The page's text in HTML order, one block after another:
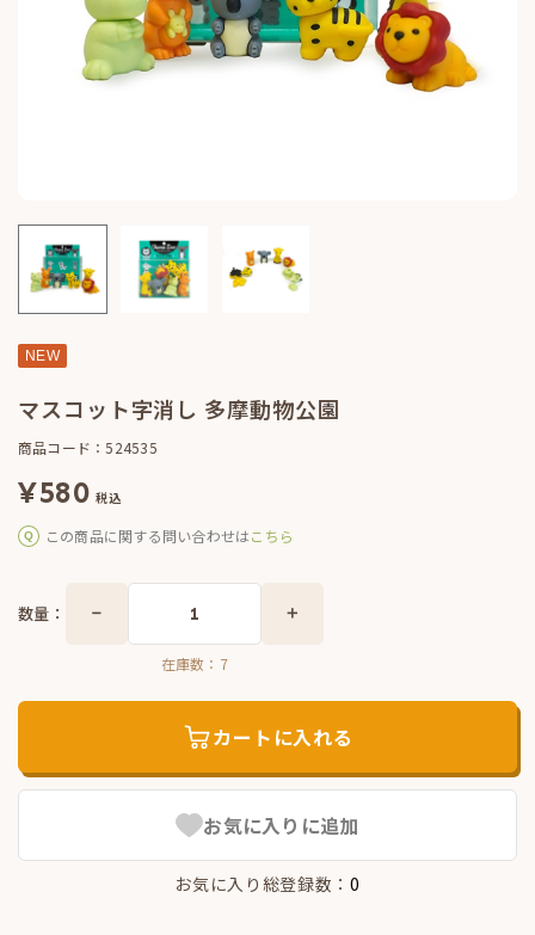
NEW
マスコット字消し 多摩動物公園
商品コード：524535
¥580 税込
この商品に関する問い合わせはこちら
お気に入りに追加
お気に入り総登録数：0
数量：
在庫数： 7
カートに入れる